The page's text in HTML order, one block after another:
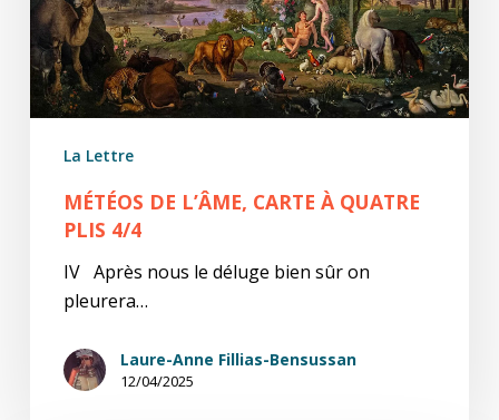
4/4
La Lettre
MÉTÉOS DE L’ÂME, CARTE À QUATRE
PLIS 4/4
IV Après nous le déluge bien sûr on
pleurera…
Laure-Anne Fillias-Bensussan
12/04/2025